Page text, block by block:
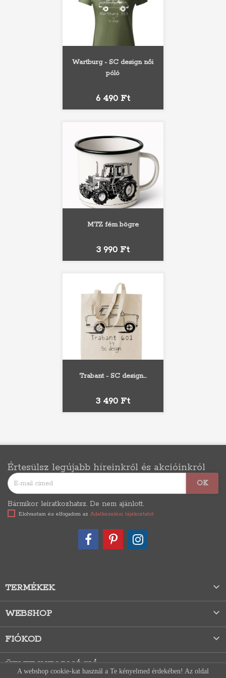
Wartburg - SC design női
póló
Ár
6 490 Ft
MTZ fém bögre
Ár
3 990 Ft
Trabant - SC design...
Ár
3 490 Ft
Értesülsz legújabb híreinkről és akcióinkról
Bármikor leiratkozhatsz. De nem ajánlott.
Elolvastam és elfogadom az Adatkezelési tájékoztatót
TERMÉKEK 
WEBSHOP 
FIÓKOD 
ÜZLET INFORMÁCIÓ
A webshop cookie-kat használ a Te kényelmed érdekében! Az oldal